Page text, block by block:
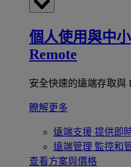
個人使用與中
Remote
安全快速的遠端存取與
瞭解更多
遠端支援 提供即
遠端管理 監控和
查看方案與價格